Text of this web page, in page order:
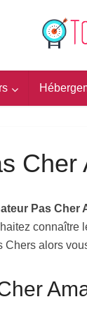
Cher
Pas Cher
connaître
alors